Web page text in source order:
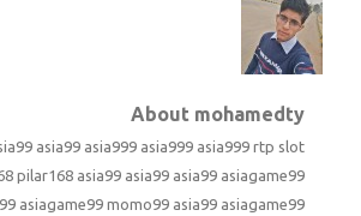
About mohamedty
asia99 asia999 asia999 asia999 rtp slot
pilar168 asia99 asia99 asia99 asiagame99
asiagame99 momo99 asia99 asiagame99